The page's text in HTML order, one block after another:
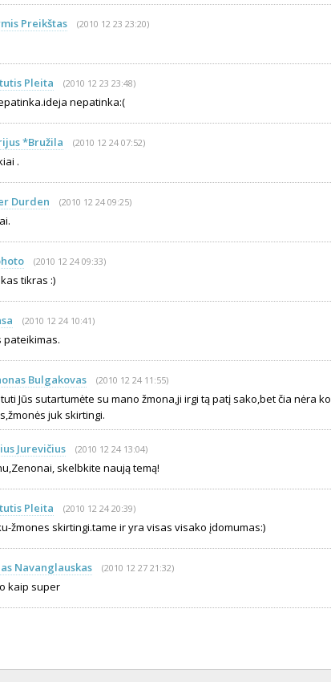
Preikštas (2010 12 23 23:20)
Pleita (2010 12 23 23:48)
nepatinka:(
*Bružila (2010 12 24 07:52)
.
Durden (2010 12 24 09:25)
(2010 12 24 09:33)
tikras :)
(2010 12 24 10:41)
pateikimas.
Bulgakovas (2010 12 24 11:55)
Jūs sutartumėte su mano žmona,ji irgi tą patį sako,bet čia nėra ko
juk skirtingi.
Jurevičius (2010 12 24 13:04)
skelbkite naują temą!
Pleita (2010 12 24 20:39)
žmones skirtingi.tame ir yra visas visako įdomumas:)
Navanglauskas (2010 12 27 21:32)
kaip super